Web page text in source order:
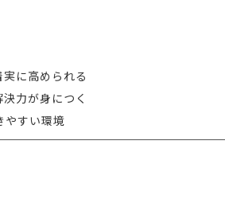
に高められる
力が身につく
やすい環境